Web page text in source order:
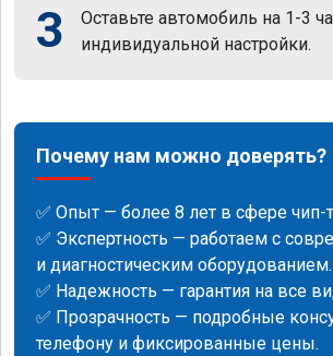
3
Оставьте автомобиль на 1-3
индивидуальной настройки.
Почему нам можно доверять?
✅ Опыт — более 8 лет в сфере чип-
✅ Экспертность — работаем с
и диагностическим оборудованием.
✅ Надежность — гарантия на все
✅ Прозрачность — подробные
телефону и фиксированные цены.